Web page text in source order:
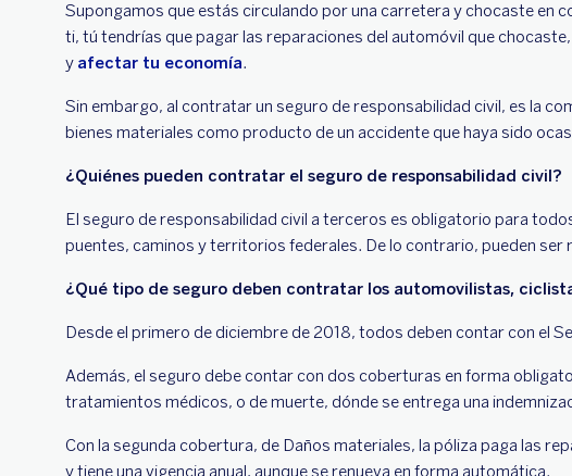
Supongamos que estás circulando por una carretera y chocaste en
ti, tú tendrías que pagar las reparaciones del automóvil que
y afectar tu economía.
Sin embargo, al contratar un seguro de responsabilidad civil, es la
bienes materiales como producto de un accidente que haya sido
¿Quiénes pueden contratar el seguro de responsabilidad civil?
El seguro de responsabilidad civil a terceros es obligatorio para
puentes, caminos y territorios federales. De lo contrario, pueden
¿Qué tipo de seguro deben contratar los automovilistas,
Desde el primero de diciembre de 2018, todos deben contar con el
Además, el seguro debe contar con dos coberturas en forma
tratamientos médicos, o de muerte, dónde se entrega una
Con la segunda cobertura, de Daños materiales, la póliza paga las
y tiene una vigencia anual, aunque se renueva en forma automática.